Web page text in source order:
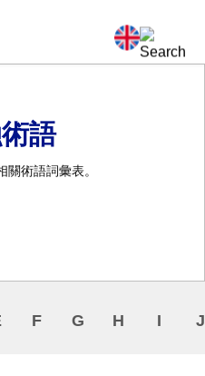
語
關術語詞彙表。
F G H I J